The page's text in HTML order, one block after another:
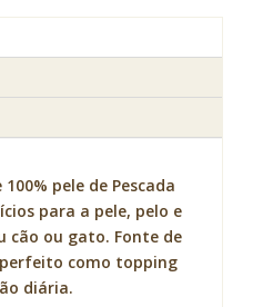
pele de Pescada
para a pele, pelo e
cão ou gato. Fonte de
como topping
diária.